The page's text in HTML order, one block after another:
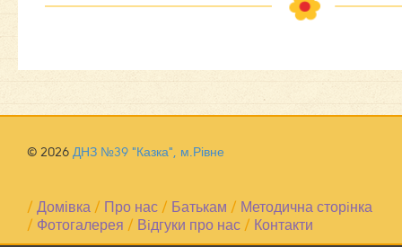
© 2026 ДНЗ №39 "Казка", м.Рівне
/ Домівка / Про нас / Батькам / Методична сторiнка
/ Фотогалерея / Вiдгуки про нас / Контакти